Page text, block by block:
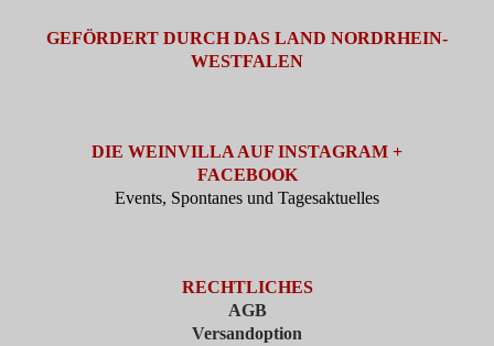
GEFÖRDERT DURCH DAS LAND NORDRHEIN-
WESTFALEN
DIE WEINVILLA AUF INSTAGRAM +
FACEBOOK
Events, Spontanes und Tagesaktuelles
RECHTLICHES
AGB
Versandoption